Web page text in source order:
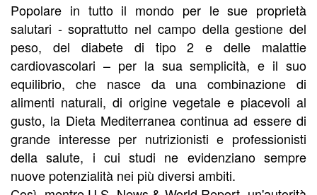
Popolare in tutto il mondo per le sue proprietà
salutari - soprattutto nel campo della gestione del
peso, del diabete di tipo 2 e delle malattie
cardiovascolari – per la sua semplicità, e il suo
equilibrio, che nasce da una combinazione di
alimenti naturali, di origine vegetale e piacevoli al
gusto, la Dieta Mediterranea continua ad essere di
grande interesse per nutrizionisti e professionisti
della salute, i cui studi ne evidenziano sempre
nuove potenzialità nei più diversi ambiti.